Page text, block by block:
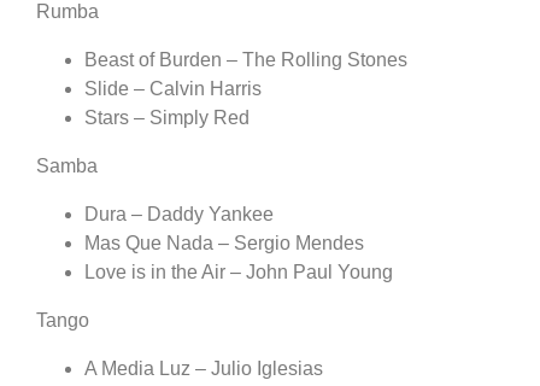
Rumba
Beast of Burden – The Rolling Stones
Slide – Calvin Harris
Stars – Simply Red
Samba
Dura – Daddy Yankee
Mas Que Nada – Sergio Mendes
Love is in the Air – John Paul Young
Tango
A Media Luz – Julio Iglesias